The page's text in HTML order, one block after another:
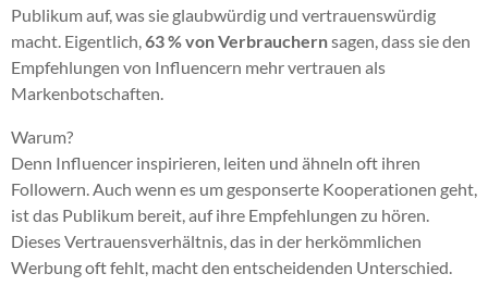
Publikum auf, was sie glaubwürdig und vertrauenswürdig
macht. Eigentlich, 63 % von Verbrauchernsagen, dass sie den
Empfehlungen von Influencern mehr vertrauen als
Markenbotschaften.
Warum?
Denn Influencer inspirieren, leiten und ähneln oft ihren
Followern. Auch wenn es um gesponserte Kooperationen geht,
ist das Publikum bereit, auf ihre Empfehlungen zu hören.
Dieses Vertrauensverhältnis, das in der herkömmlichen
Werbung oft fehlt, macht den entscheidenden Unterschied.